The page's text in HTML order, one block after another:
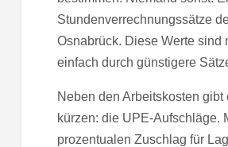
Stundenverrechnungssätze
Osnabrück. Diese Werte sind
einfach durch günstigere
Neben den Arbeitskosten
kürzen: die UPE-Aufschläge.
prozentualen Zuschlag für